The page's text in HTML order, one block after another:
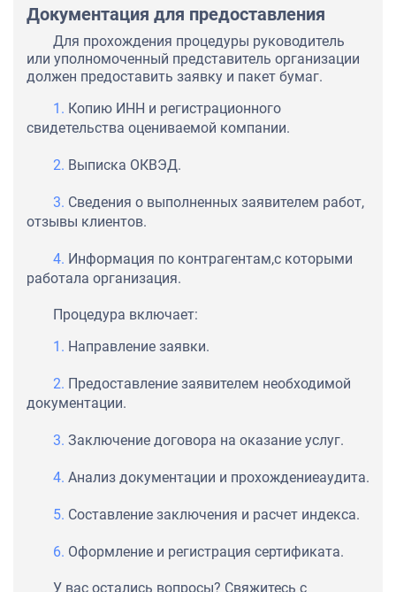
Документация для предоставления
Для прохождения процедуры руководитель
или уполномоченный представитель организации
должен предоставить заявку и пакет бумаг.
Копию ИНН и регистрационного
свидетельства оцениваемой компании.
Выписка ОКВЭД.
Сведения о выполненных заявителем работ,
отзывы клиентов.
Информация по контрагентам,с которыми
работала организация.
Процедура включает:
Направление заявки.
Предоставление заявителем необходимой
документации.
Заключение договора на оказание услуг.
Анализ документации и прохождениеаудита.
Составление заключения и расчет индекса.
Оформление и регистрация сертификата.
У вас остались вопросы? Свяжитесь с